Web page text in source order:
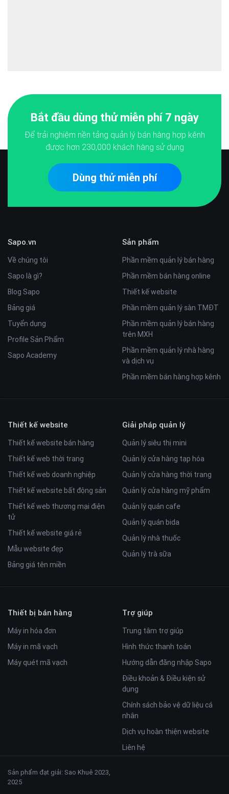
Bắt đầu dùng thử miễn phí 7 ngày
Để trải nghiệm nền tảng quản lý bán hàng hợp kênh
được hơn 230,000 khách hàng sử dụng
Dùng thử miễn phí
Sapo.vn
Về chúng tôi
Sapo là gì?
Blog Sapo
Bảng giá
Tuyển dụng
Profile Sản Phẩm
Sapo Academy
Sản phẩm
Phần mềm quản lý bán hàng
Phần mềm bán hàng online
Thiết kế website
Phần mềm quản lý sàn TMĐT
Phần mềm quản lý bán hàng
trên MXH
Phần mềm quản lý nhà hàng
và dịch vụ
Phần mềm bán hàng hợp kênh
Thiết kế website
Thiết kế website bán hàng
Thiết kế web thời trang
Thiết kế web doanh nghiệp
Thiết kế website bất động sản
Thiết kế web thương mại điện
tử
Thiết kế website giá rẻ
Mẫu website đẹp
Bảng giá tên miền
Giải pháp quản lý
Quản lý siêu thị mini
Quản lý cửa hàng tạp hóa
Quản lý cửa hàng thời trang
Quản lý cửa hàng mỹ phẩm
Quản lý quán cafe
Quản lý quán bida
Quản lý nhà thuốc
Quản lý trà sữa
Thiết bị bán hàng
Máy in hóa đơn
Máy in mã vạch
Máy quét mã vạch
Trợ giúp
Trung tâm trợ giúp
Hình thức thanh toán
Hướng dẫn đăng nhập Sapo
Điều khoản & Điều kiện sử
dụng
Chính sách bảo vệ dữ liệu cá
nhân
Dịch vụ hoàn thiện website
Liên hệ
Sản phẩm đạt giải: Sao Khuê 2023,
2025